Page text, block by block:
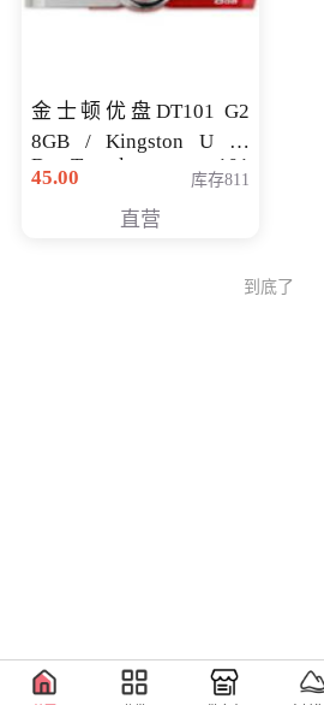
金士顿优盘DT101 G2
8GB / Kingston U 盘
DataTraveler 101
Generati
45.00 库存811
直营
到底了